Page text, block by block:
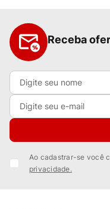
Receba
Ao cadastrar-se você
privacidade.